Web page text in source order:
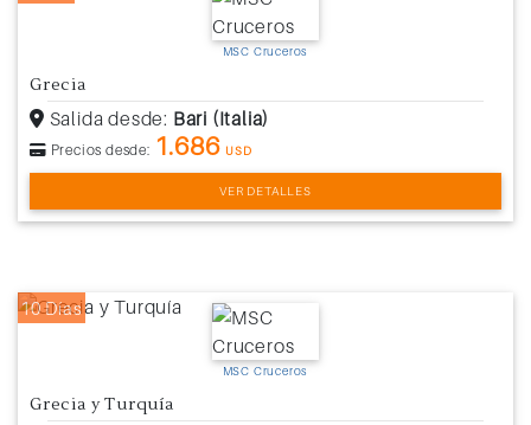
MSC Cruceros
Grecia
Salida desde: Bari (Italia)
Precios desde: 1.686 USD
VER DETALLES
10 Días
MSC Cruceros
Grecia y Turquía